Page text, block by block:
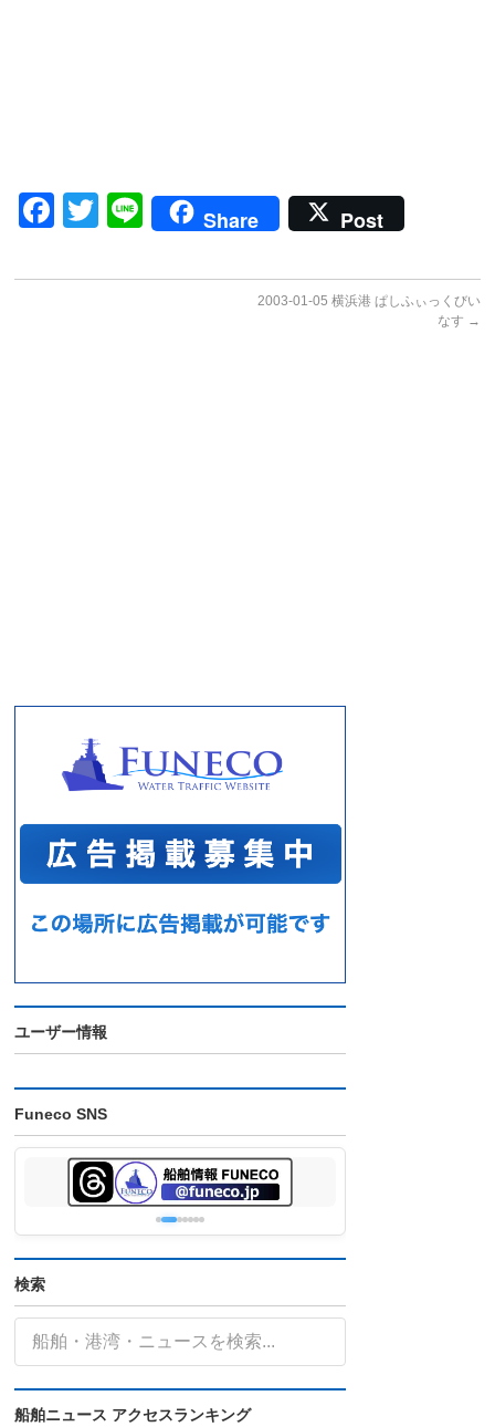
Facebook
Twitter
LineShare Post
2003-01-05 横浜港 ぱしふぃっくびい
なす →
ユーザー情報
Funeco SNS
検索
船舶ニュース アクセスランキング